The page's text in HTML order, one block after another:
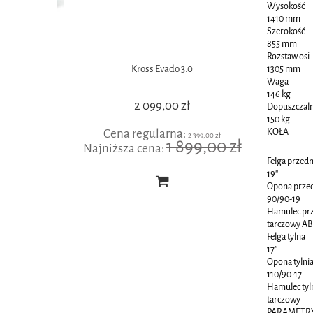
Kross Evado 3.0
2 099,00 zł
Cena regularna:2 399,00 zł
Najniższa cena:1 899,00 zł
Wysokość
1410 mm
Szerokość
855 mm
Rozstaw osi
1305 mm
Waga
146 kg
150 kg
KOŁA
Felga
19''
Opona
90/90-19
Hamulec
tarczowy
Felga tylna
17''
Opona tylnia
110/90-17
Hamulec
tarczowy